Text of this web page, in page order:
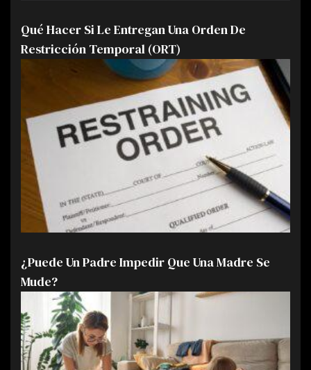
Qué Hacer Si Le Entregan Una Orden De
Restricción Temporal (ORT)
¿Puede Un Padre Impedir Que Una Madre Se
Mude?